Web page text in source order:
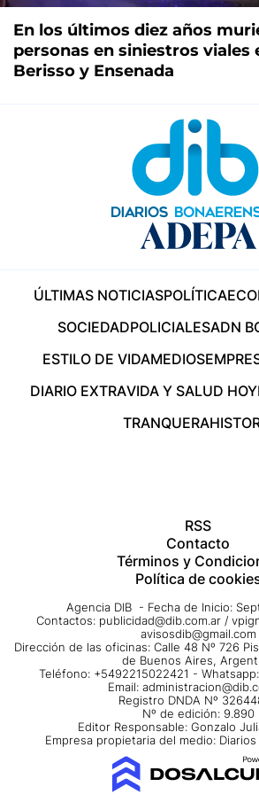
En los últimos diez años
personas en siniestros viales
Berisso y Ensenada
ÚLTIMAS NOTICIASPOLÍTICA
SOCIEDADPOLICIALESADN
ESTILO DE VIDAMEDIOS
DIARIO EXTRAVIDA Y SALUD HOY
TRANQUERA
RSS
Contacto
Términos y
Política de
Agencia DIB - Fecha de Inicio:
Contactos: publicidad@dib.com.ar /
avisosdib@gmail.com
Dirección de las oficinas: Calle 48 Nº 726
de Buenos Aires,
Teléfono: +5492215022421 -
Email:
Registro DNDA Nº
Nº de edición: 9.890
Editor Responsable: Gonzalo
Empresa propietaria del medio: